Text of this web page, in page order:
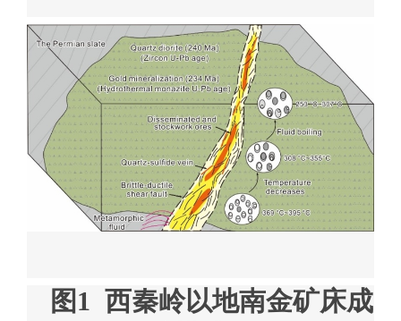
图1 西秦岭以地南金矿床成